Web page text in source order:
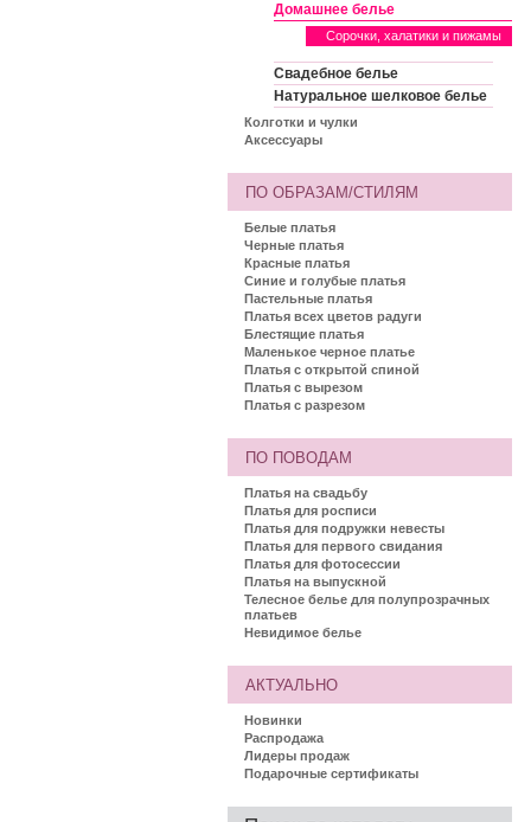
Домашнее белье
Сорочки, халатики и пижамы
Свадебное белье
Натуральное шелковое белье
Колготки и чулки
Аксессуары
ПО ОБРАЗАМ/СТИЛЯМ
Белые платья
Черные платья
Красные платья
Синие и голубые платья
Пастельные платья
Платья всех цветов радуги
Блестящие платья
Маленькое черное платье
Платья с открытой спиной
Платья с вырезом
Платья с разрезом
ПО ПОВОДАМ
Платья на свадьбу
Платья для росписи
Платья для подружки невесты
Платья для первого свидания
Платья для фотосессии
Платья на выпускной
Телесное белье для полупрозрачных
платьев
Невидимое белье
АКТУАЛЬНО
Новинки
Распродажа
Лидеры продаж
Подарочные сертификаты